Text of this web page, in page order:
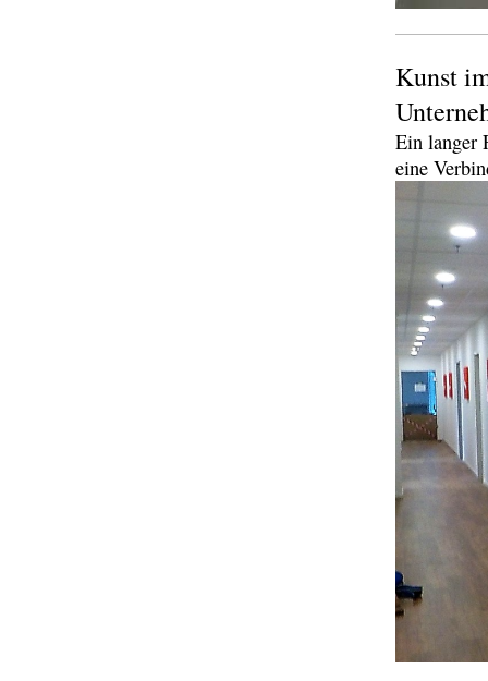
Kunst
Ein langer
eine